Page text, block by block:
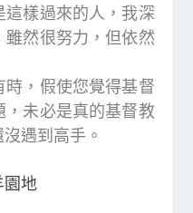
這樣過來的人，我深
然很努力，但依然
，假使您覺得基督
，未必是真的基督教
遇到高手。
園地